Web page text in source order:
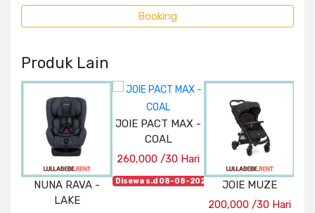
Produk Lain
NUNA RAVA -
LAKE
JOIE PACT MAX -
COAL
260,000 /30 Hari
Disewa s.d 08-08-2026
JOIE MUZE
200,000 /30 Hari